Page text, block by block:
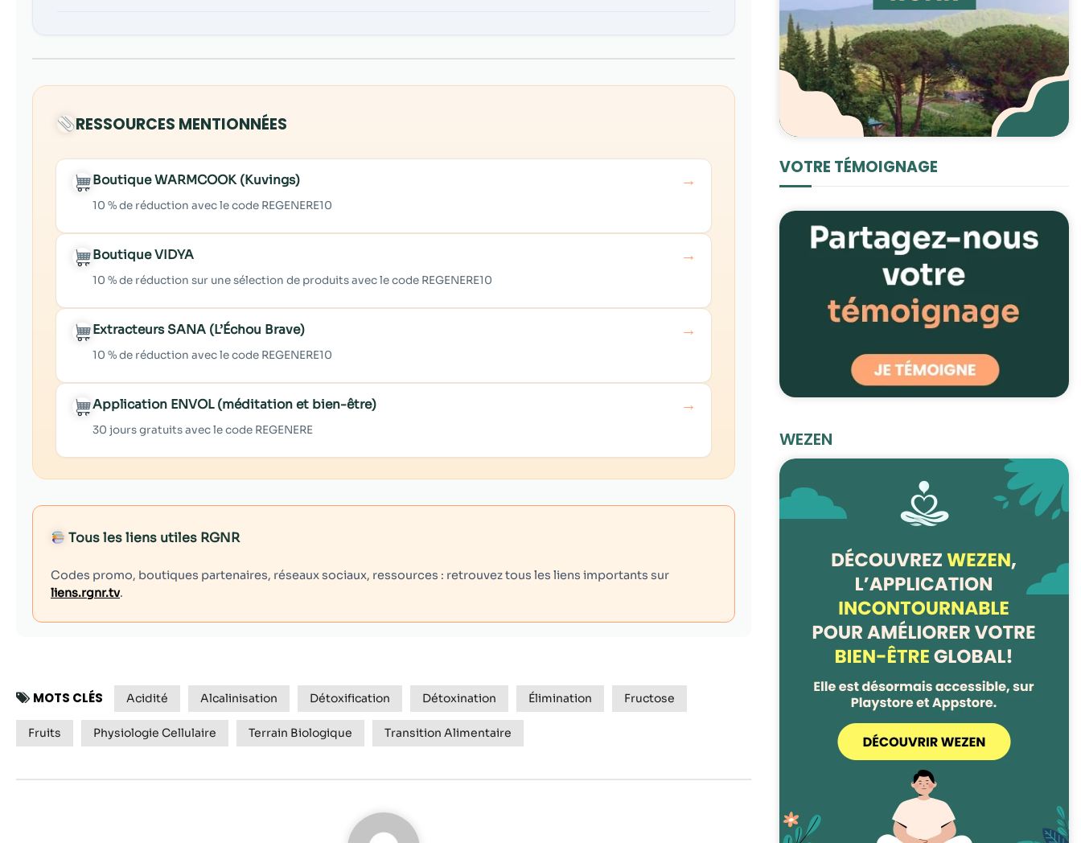
RESSOURCES MENTIONNÉES
Boutique WARMCOOK (Kuvings)
10 % de réduction avec le code REGENERE10
→
Boutique VIDYA
10 % de réduction sur une sélection de produits avec le code REGENERE10
→
Extracteurs SANA (L’Échou Brave)
10 % de réduction avec le code REGENERE10
→
Application ENVOL (méditation et bien-être)
30 jours gratuits avec le code REGENERE
→
Tous les liens utiles RGNR
Codes promo, boutiques partenaires, réseaux sociaux, ressources : retrouvez tous les liens importants sur
liens.rgnr.tv.
MOTS CLÉS Acidité Alcalinisation Détoxification Détoxination Élimination Fructose
Fruits Physiologie Cellulaire Terrain Biologique Transition Alimentaire
VOTRE TÉMOIGNAGE
WEZEN